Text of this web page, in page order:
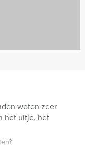
weten zeer
het uitje, het